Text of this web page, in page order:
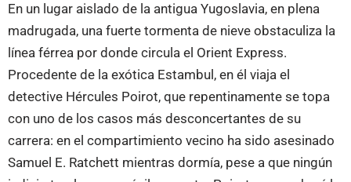
En un lugar aislado de la antigua Yugoslavia, en plena
madrugada, una fuerte tormenta de nieve obstaculiza la
línea férrea por donde circula el Orient Express.
Procedente de la exótica Estambul, en él viaja el
detective Hércules Poirot, que repentinamente se topa
con uno de los casos más desconcertantes de su
carrera: en el compartimiento vecino ha sido asesinado
Samuel E. Ratchett mientras dormía, pese a que ningún